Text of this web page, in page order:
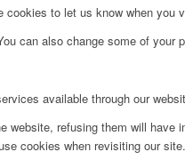
to let us know when
can also change some of
available through our
refusing them will
cookies when revisiting our site.